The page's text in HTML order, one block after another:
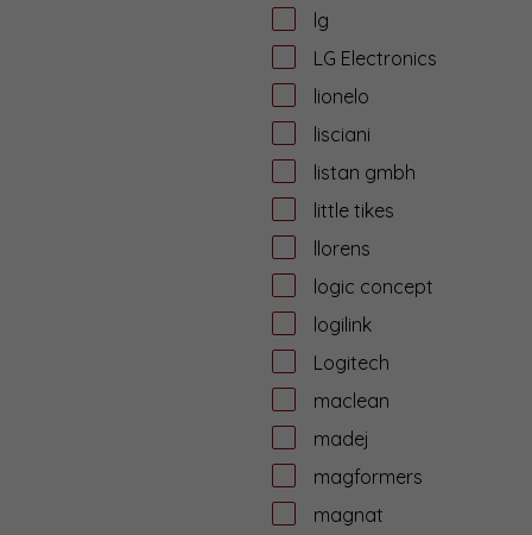
lg
LG Electronics
lionelo
lisciani
listan gmbh
little tikes
llorens
logic concept
logilink
Logitech
maclean
madej
magformers
magnat